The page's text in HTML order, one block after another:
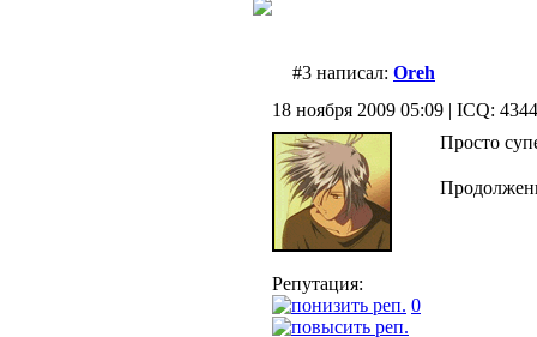
#3 написал: Oreh
18 ноября 2009 05:09 | ICQ:
Репутация:
0
Просто